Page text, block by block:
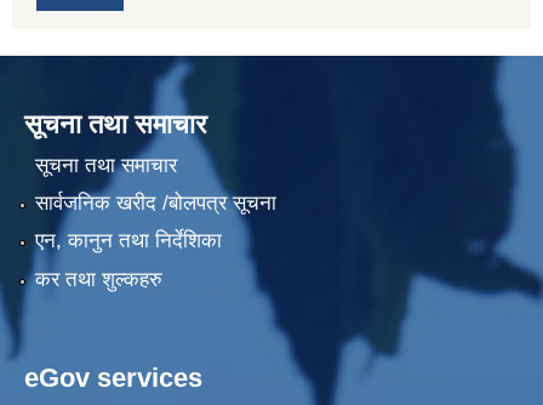
सूचना तथा समाचार
सूचना तथा समाचार
सार्वजनिक खरीद /बोलपत्र सूचना
एन, कानुन तथा निर्देशिका
कर तथा शुल्कहरु
eGov services